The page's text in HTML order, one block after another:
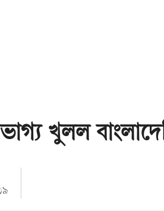
খুলল